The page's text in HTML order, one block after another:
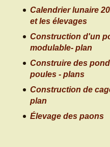
Calendrier lunaire
et les élevages
Construction d'un
modulable- plan
Construire des
poules - plans
Construction de
plan
Élevage des paons